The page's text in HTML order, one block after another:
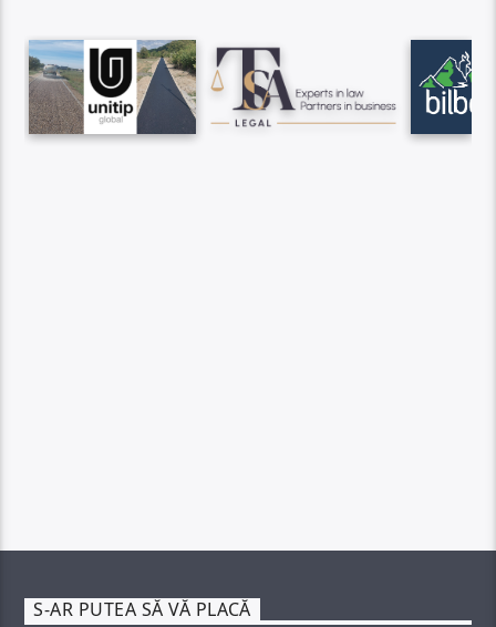
S-AR PUTEA SĂ VĂ PLACĂ